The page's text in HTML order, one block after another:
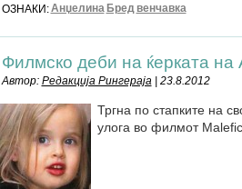
ОЗНАКИ:Анџелина Бред венчавка
Филмско деби на ќерката
Автор: Редакција Рингераја| 23.8.2012
Тргна по стапките на
улога во филмот